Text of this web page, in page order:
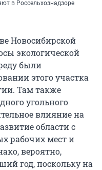
в Россельхознадзоре
Новосибирской
экологической
были
этого участка
Там также
угольного
влияние на
области с
рабочих мест и
вероятно,
год, поскольку на